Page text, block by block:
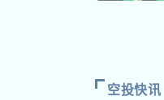
空投快讯